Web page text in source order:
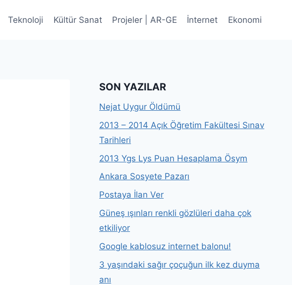
Teknoloji Kültür Sanat Projeler | AR-GE İnternet Ekonomi
SON YAZILAR
Nejat Uygur Öldümü
2013 – 2014 Açık Öğretim Fakültesi Sınav
Tarihleri
2013 Ygs Lys Puan Hesaplama Ösym
Ankara Sosyete Pazarı
Postaya İlan Ver
Güneş ışınları renkli gözlüleri daha çok
etkiliyor
Google kablosuz internet balonu!
3 yaşındaki sağır çoçuğun ilk kez duyma
anı